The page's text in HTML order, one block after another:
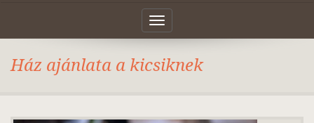
Toggle
navigation
Ház ajánlata a kicsiknek